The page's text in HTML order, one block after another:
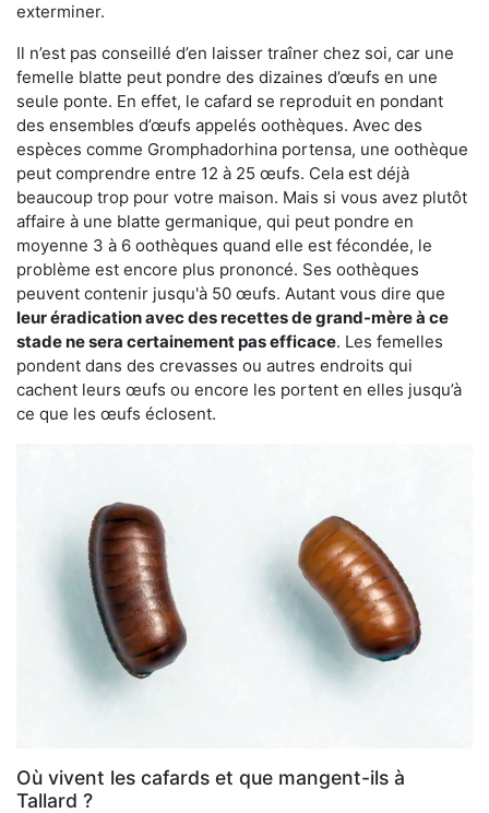
exterminer.
Il n’est pas conseillé d’en laisser traîner chez soi, car une
femelle blatte peut pondre des dizaines d’œufs en une
seule ponte. En effet, le cafard se reproduit en pondant
des ensembles d’œufs appelés oothèques. Avec des
espèces comme Gromphadorhina portensa, une oothèque
peut comprendre entre 12 à 25 œufs. Cela est déjà
beaucoup trop pour votre maison. Mais si vous avez plutôt
affaire à une blatte germanique, qui peut pondre en
moyenne 3 à 6 oothèques quand elle est fécondée, le
problème est encore plus prononcé. Ses oothèques
peuvent contenir jusqu'à 50 œufs. Autant vous dire que
leur éradication avec des recettes de grand-mère à ce
stade ne sera certainement pas efficace. Les femelles
pondent dans des crevasses ou autres endroits qui
cachent leurs œufs ou encore les portent en elles jusqu’à
ce que les œufs éclosent.
Où vivent les cafards et que mangent-ils à
Tallard ?